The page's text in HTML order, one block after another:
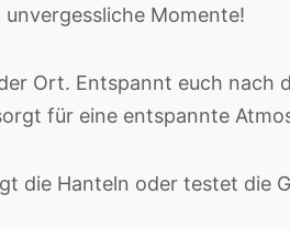
Momente!
Ort. Entspannt euch nach
für eine entspannte
die Hanteln oder testet die